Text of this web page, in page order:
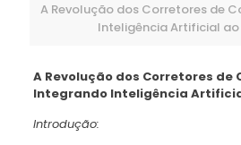
A Revolução dos Corretores de
Inteligência Artificial
A Revolução dos Corretores de
Integrando Inteligência
Introdução: